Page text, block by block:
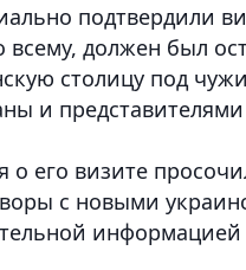
подтвердили
должен был
столицу под
и
о его визите
с новыми